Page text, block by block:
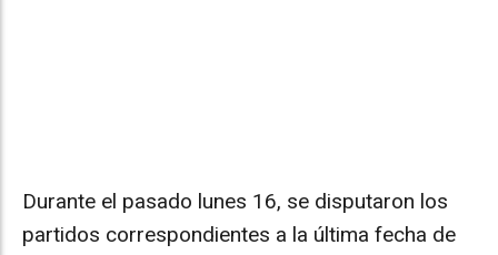
Durante el pasado lunes 16, se disputaron los
partidos correspondientes a la última fecha de